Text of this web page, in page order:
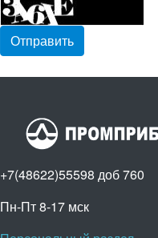
+7(48622)55598 доб 760
Пн-Пт 8-17 мск